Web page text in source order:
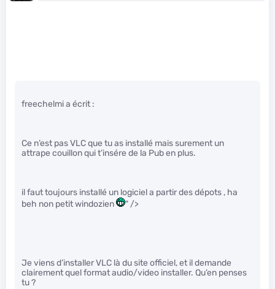
freechelmi a écrit :
Ce n’est pas VLC que tu as installé mais surement un
attrape couillon qui t’insére de la Pub en plus.
il faut toujours installé un logiciel a partir des dépots , ha
beh non petit windozien
" />
Je viens d’installer VLC là du site officiel, et il demande
clairement quel format audio/video installer. Qu’en penses
tu ?